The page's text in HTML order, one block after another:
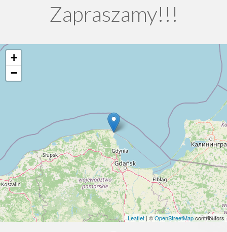
Zapraszamy!!!
+
−
Leaflet | ©OpenStreetMapcontributors